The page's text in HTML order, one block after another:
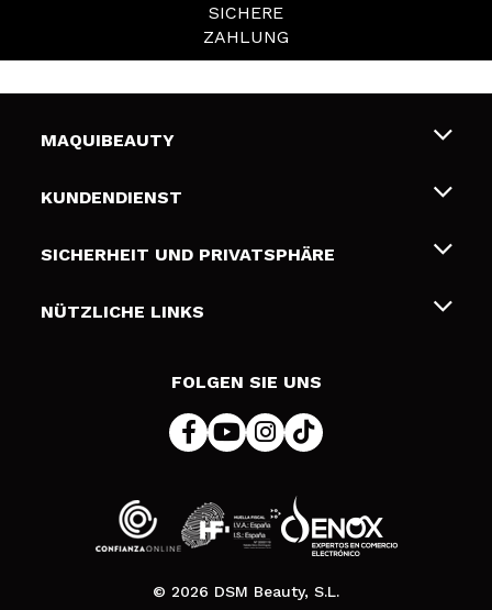
SICHERE
ZAHLUNG
MAQUIBEAUTY
Über uns
Geschenkkarten
KUNDENDIENST
Liefer- und Versandkosten
Zahlung
SICHERHEIT UND PRIVATSPHÄRE
Bedingungen und Datenschutz
NÜTZLICHE LINKS
FOLGEN SIE UNS
© 2026 DSM Beauty, S.L.